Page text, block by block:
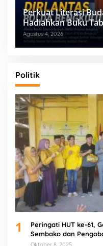
Perkuat Literasi
Hadiahkan Buku
Agustus 4, 2026
Politik
1
Peringati HUT ke-61,
Sembako dan